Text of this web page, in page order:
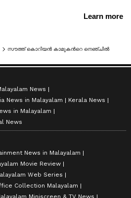
News
News in Malayalam
Kerala News
in Malayalam
News
News in Malayalam
Movie Review
Web Series
Collection Malayalam
Miniscreen & TV News